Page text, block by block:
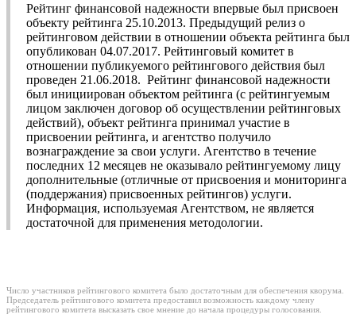
Рейтинг финансовой надежности впервые был присвоен
объекту рейтинга 25.10.2013. Предыдущий релиз о
рейтинговом действии в отношении объекта рейтинга был
опубликован 04.07.2017. Рейтинговый комитет в
отношении публикуемого рейтингового действия был
проведен 21.06.2018. Рейтинг финансовой надежности
был инициирован объектом рейтинга (с рейтингуемым
лицом заключен договор об осуществлении рейтинговых
действий), объект рейтинга принимал участие в
присвоении рейтинга, и агентство получило
вознаграждение за свои услуги. Агентство в течение
последних 12 месяцев не оказывало рейтингуемому лицу
дополнительные (отличные от присвоения и мониторинга
(поддержания) присвоенных рейтингов) услуги.
Информация, используемая Агентством, не является
достаточной для применения методологии.
Число участников рейтингового комитета было достаточным для обеспечения кворума.
Председатель рейтингового комитета предоставил возможность каждому члену
рейтингового комитета высказать свое мнение до начала процедуры голосования.